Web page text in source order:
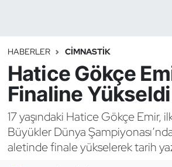
HABERLER CIMNASTIK
Hatice Gökçe
Finaline Yükseldi
17 yaşındaki Hatice Gökçe Emir, ilk
Büyükler Dünya
aletinde finale yükselerek tarih
Binicilik
Bisiklet
Bocce Bowling Dart